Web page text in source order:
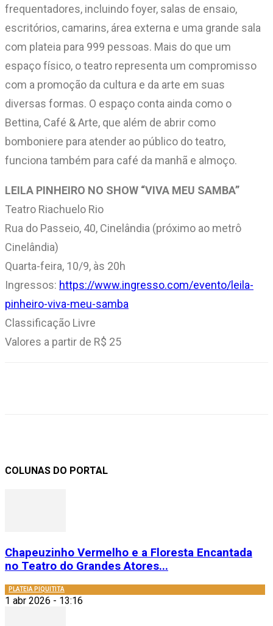
frequentadores, incluindo foyer, salas de ensaio,
escritórios, camarins, área externa e uma grande sala
com plateia para 999 pessoas. Mais do que um
espaço físico, o teatro representa um compromisso
com a promoção da cultura e da arte em suas
diversas formas. O espaço conta ainda como o
Bettina, Café & Arte, que além de abrir como
bomboniere para atender ao público do teatro,
funciona também para café da manhã e almoço.
LEILA PINHEIRO NO SHOW “VIVA MEU SAMBA”
Teatro Riachuelo Rio
Rua do Passeio, 40, Cinelândia (próximo ao metrô
Cinelândia)
Quarta-feira, 10/9, às 20h
Ingressos: https://www.ingresso.com/evento/leila-
pinheiro-viva-meu-samba
Classificação Livre
Valores a partir de R$ 25
COLUNAS DO PORTAL
Chapeuzinho Vermelho e a Floresta Encantada
no Teatro do Grandes Atores...
PLATEIA PIQUITITA
1 abr 2026 - 13:16